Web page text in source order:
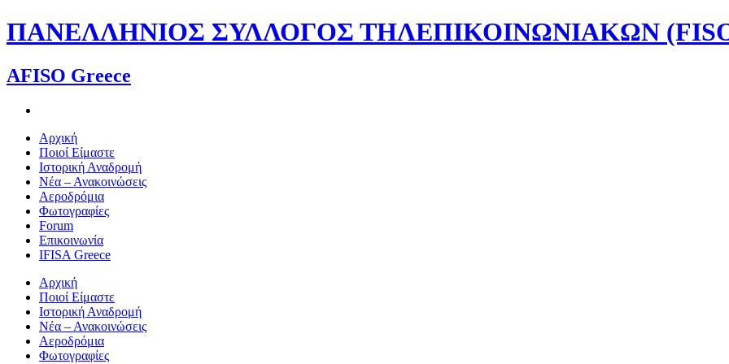
Skip
to
ΠΑΝΕΛΛΗΝΙΟΣ ΣΥΛΛΟΓΟΣ ΤΗΛΕΠΙΚΟΙΝΩΝΙΑΚΩΝ
AFISO Greece
Αρχική
Ποιοί Είμαστε
Ιστορική Αναδρομή
Νέα – Ανακοινώσεις
Αεροδρόμια
Φωτογραφίες
Forum
Επικοινωνία
IFISA Greece
Αρχική
Ποιοί Είμαστε
Ιστορική Αναδρομή
Νέα – Ανακοινώσεις
Αεροδρόμια
Φωτογραφίες